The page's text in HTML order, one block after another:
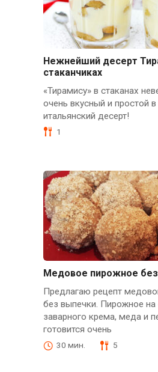
Нежнейший десерт
стаканчиках
«Тирамису» в стаканах
очень вкусный и простой в
итальянский десерт!
1
Медовое пирожное
Предлагаю рецепт
без выпечки. Пирожное на
заварного крема, меда и
готовится очень
30 мин. 5